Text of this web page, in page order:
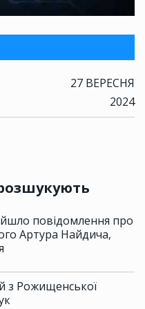
27 ВЕРЕСНЯ
2024
повідомлення про
Артура Найдича,
з Рожищенської